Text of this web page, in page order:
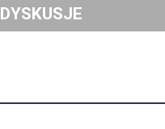
DYSKUSJE